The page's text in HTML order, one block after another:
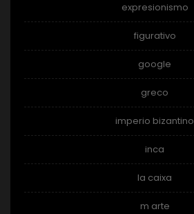
expresionismo
figurativo
google
greco
imperio bizantino
inca
la caixa
m arte